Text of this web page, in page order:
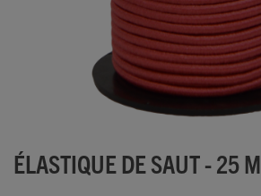
ÉLASTIQUE DE SAUT - 25 M